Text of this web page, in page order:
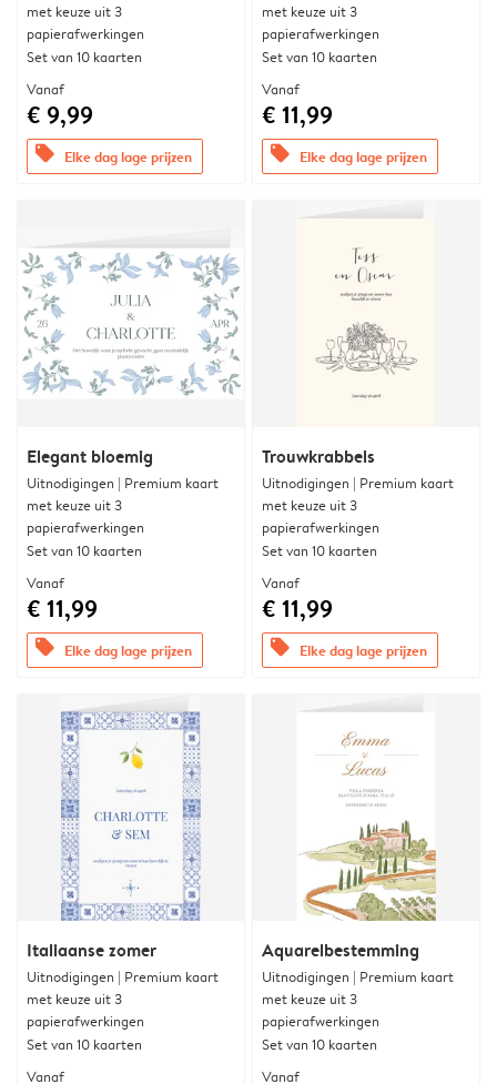
met keuze uit 3
papierafwerkingen
Set van 10 kaarten
Vanaf
€ 9,99
offers Elke dag lage prijzen
met keuze uit 3
papierafwerkingen
Set van 10 kaarten
Vanaf
€ 11,99
offers Elke dag lage prijzen
Elegant bloemig
Uitnodigingen | Premium kaart
met keuze uit 3
papierafwerkingen
Set van 10 kaarten
Vanaf
€ 11,99
offers Elke dag lage prijzen
Trouwkrabbels
Uitnodigingen | Premium kaart
met keuze uit 3
papierafwerkingen
Set van 10 kaarten
Vanaf
€ 11,99
offers Elke dag lage prijzen
Italiaanse zomer
Uitnodigingen | Premium kaart
met keuze uit 3
papierafwerkingen
Set van 10 kaarten
Vanaf
Aquarelbestemming
Uitnodigingen | Premium kaart
met keuze uit 3
papierafwerkingen
Set van 10 kaarten
Vanaf